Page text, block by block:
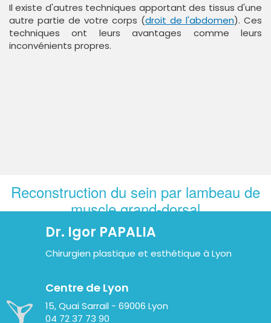
Il existe d'autres techniques apportant des tissus d'une
autre partie de votre corps (droit de l'abdomen). Ces
techniques ont leurs avantages comme leurs
inconvénients propres.
Reconstruction du sein par lambeau de
muscle grand-dorsal
Définition, objectifs et alternatives
Principes et prothèses
Le résultat et les imperfections
Dr. Igor PAPALIA
Chirurgien plastique et esthétique à Lyon
Centre de Lyon
15, Quai Sarrail - 69006 Lyon
04 72 37 73 90